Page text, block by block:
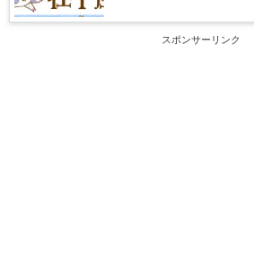
スポンサーリンク